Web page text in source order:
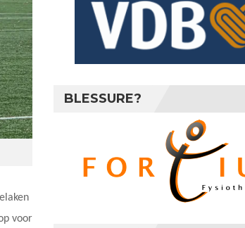
voor
BLESSURE?